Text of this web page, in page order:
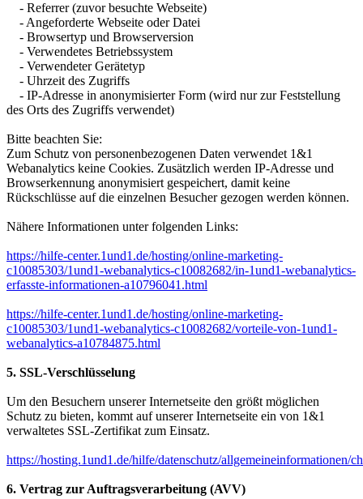
- Referrer (zuvor besuchte Webseite)
- Angeforderte Webseite oder Datei
- Browsertyp und Browserversion
- Verwendetes Betriebssystem
- Verwendeter Gerätetyp
- Uhrzeit des Zugriffs
- IP-Adresse in anonymisierter Form (wird nur zur Feststellung
des Orts des Zugriffs verwendet)
Bitte beachten Sie:
Zum Schutz von personenbezogenen Daten verwendet 1&1
Webanalytics keine Cookies. Zusätzlich werden IP-Adresse und
Browserkennung anonymisiert gespeichert, damit keine
Rückschlüsse auf die einzelnen Besucher gezogen werden können.
Nähere Informationen unter folgenden Links:
https://hilfe-center.1und1.de/hosting/online-marketing-
c10085303/1und1-webanalytics-c10082682/in-1und1-webanalytics-
erfasste-informationen-a10796041.html
https://hilfe-center.1und1.de/hosting/online-marketing-
c10085303/1und1-webanalytics-c10082682/vorteile-von-1und1-
webanalytics-a10784875.html
5. SSL-Verschlüsselung
Um den Besuchern unserer Internetseite den größt möglichen
Schutz zu bieten, kommt auf unserer Internetseite ein von 1&1
verwaltetes SSL-Zertifikat zum Einsatz.
https://hosting.1und1.de/hilfe/datenschutz/allgemeineinformationen/
6. Vertrag zur Auftragsverarbeitung (AVV)